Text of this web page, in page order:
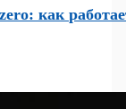
как